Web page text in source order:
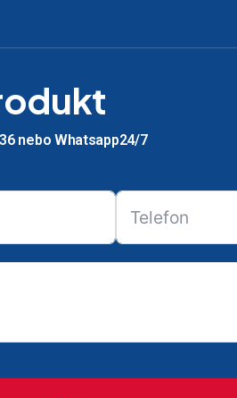
nebo Whatsapp24/7